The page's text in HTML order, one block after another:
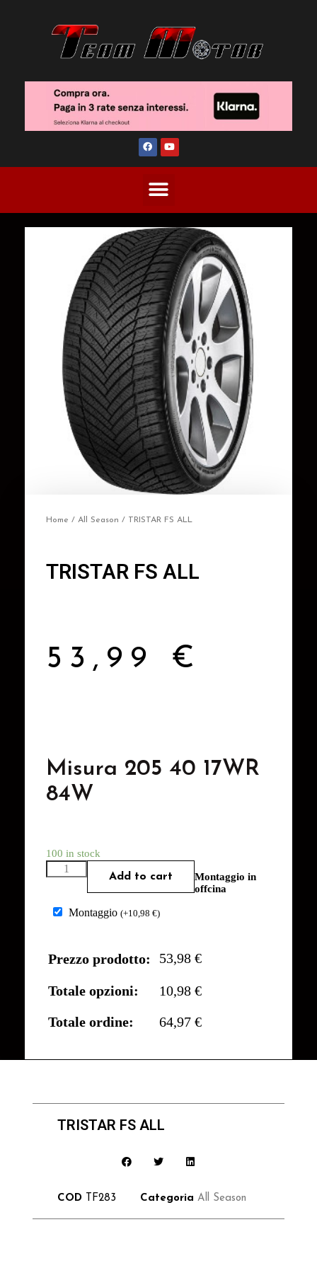
Home / All Season / TRISTAR FS ALL
TRISTAR FS ALL
53,99 €
Misura 205 40 17WR
84W
100 in stock
Add to cart
Montaggio in
offcina
Montaggio (+10,98 €)
Prezzo prodotto: 53,98 €
Totale opzioni:
10,98 €
Totale ordine:
64,97 €
TRISTAR FS ALL
COD TF283 Categoria All Season